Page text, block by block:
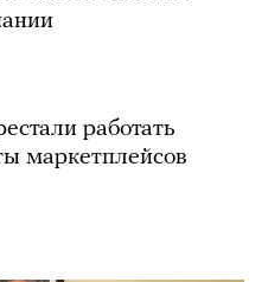
работать
маркетплейсов